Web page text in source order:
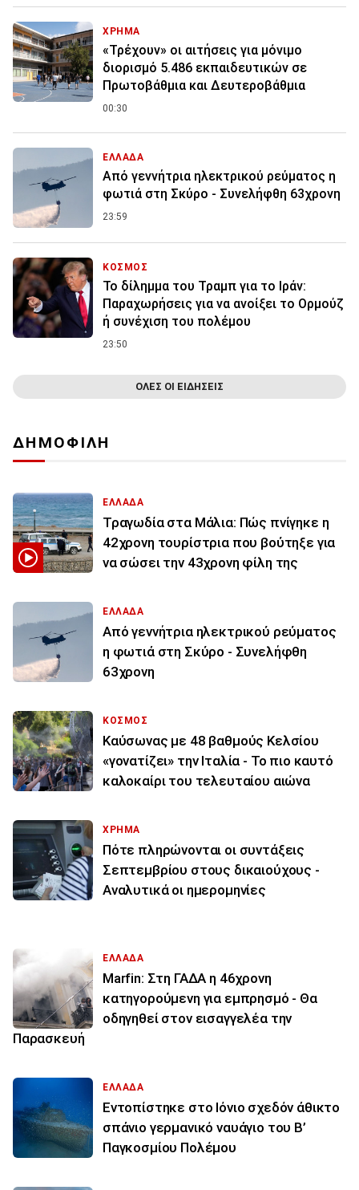
ΧΡΗΜΑ
«Τρέχουν» οι αιτήσεις για μόνιμο
διορισμό 5.486 εκπαιδευτικών σε
Πρωτοβάθμια και Δευτεροβάθμια
00:30
ΕΛΛΑΔΑ
Από γεννήτρια ηλεκτρικού ρεύματος η
φωτιά στη Σκύρο - Συνελήφθη 63χρονη
23:59
ΚΟΣΜΟΣ
Το δίλημμα του Τραμπ για το Ιράν:
Παραχωρήσεις για να ανοίξει το Ορμούζ
ή συνέχιση του πολέμου
23:50
ΟΛΕΣ ΟΙ ΕΙΔΗΣΕΙΣ
ΔΗΜΟΦΙΛΗ
ΕΛΛΑΔΑ
Τραγωδία στα Μάλια: Πώς πνίγηκε η
42χρονη τουρίστρια που βούτηξε για
να σώσει την 43χρονη φίλη της
ΕΛΛΑΔΑ
Από γεννήτρια ηλεκτρικού ρεύματος
η φωτιά στη Σκύρο - Συνελήφθη
63χρονη
ΚΟΣΜΟΣ
Καύσωνας με 48 βαθμούς Κελσίου
«γονατίζει» την Ιταλία - Το πιο καυτό
καλοκαίρι του τελευταίου αιώνα
ΧΡΗΜΑ
Πότε πληρώνονται οι συντάξεις
Σεπτεμβρίου στους δικαιούχους -
Αναλυτικά οι ημερομηνίες
ΕΛΛΑΔΑ
Marfin: Στη ΓΑΔΑ η 46χρονη
κατηγορούμενη για εμπρησμό - Θα
οδηγηθεί στον εισαγγελέα την
Παρασκευή
ΕΛΛΑΔΑ
Εντοπίστηκε στο Ιόνιο σχεδόν άθικτο
σπάνιο γερμανικό ναυάγιο του Β’
Παγκοσμίου Πολέμου